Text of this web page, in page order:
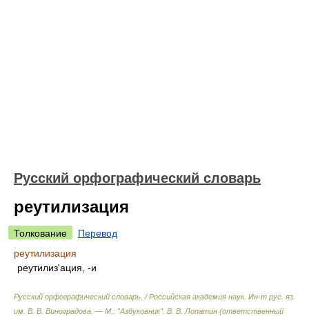
Русский орфографический словарь
реутилизация
Толкование
Перевод
реутилизация
реутилиз'ация, -и
Русский орфографический словарь. / Российская академия наук. Ин-т рус. яз.
им. В. В. Виноградова. — М.: "Азбуковник". В. В. Лопатин (ответственный